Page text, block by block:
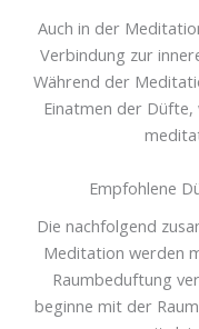
Auch in der
Verbindung zur
Während der
Einatmen der Düfte,
Empfohlene
Die nachfolgend
Meditation werden
Raumbeduftung
beginne mit der